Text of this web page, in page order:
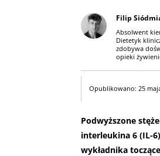
Filip
Absolwent
Dietetyk
zdobywa
opieki
Opublikowano: 25
Podwyższone
interleukina 6 (IL-
wykładnika